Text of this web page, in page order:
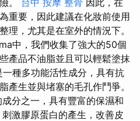
。 台中 按摩 整骨 因此，在
重要，因此建議在化妝前使用
理，尤其是在室外的情況下。
中，我們收集了強大的50個
產品不油脂並且可以輕鬆塗抹
種多功能活性成分，具有抗
產生並與堵塞的毛孔作鬥爭。
分之一，具有豐富的保濕和
激膠原蛋白的產生，改善皮